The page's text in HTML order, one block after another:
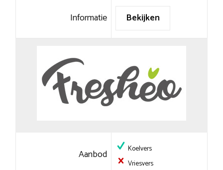
Informatie Bekijken
Aanbod
Koelvers
Vriesvers